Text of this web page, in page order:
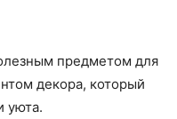
предметом для
декора, который
уюта.